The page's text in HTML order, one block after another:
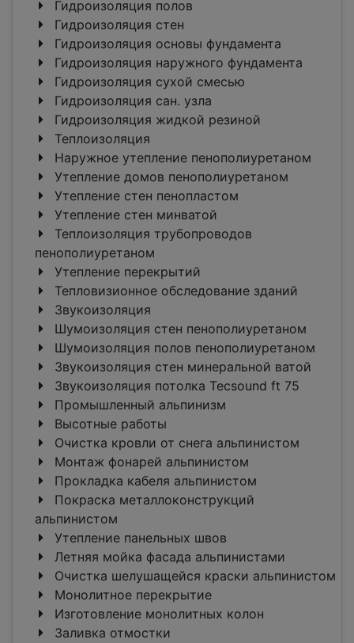
Гидроизоляция полов
Гидроизоляция стен
Гидроизоляция основы фундамента
Гидроизоляция наружного фундамента
Гидроизоляция сухой смесью
Гидроизоляция сан. узла
Гидроизоляция жидкой резиной
Теплоизоляция
Наружное утепление пенополиуретаном
Утепление домов пенополиуретаном
Утепление стен пенопластом
Утепление стен минватой
Теплоизоляция трубопроводов
пенополиуретаном
Утепление перекрытий
Тепловизионное обследование зданий
Звукоизоляция
Шумоизоляция стен пенополиуретаном
Шумоизоляция полов пенополиуретаном
Звукоизоляция стен минеральной ватой
Звукоизоляция потолка Tecsound ft 75
Промышленный альпинизм
Высотные работы
Очистка кровли от снега альпинистом
Монтаж фонарей альпинистом
Прокладка кабеля альпинистом
Покраска металлоконструкций
альпинистом
Утепление панельных швов
Летняя мойка фасада альпинистами
Очистка шелушащейся краски альпинистом
Монолитное перекрытие
Изготовление монолитных колон
Заливка отмостки